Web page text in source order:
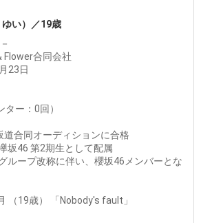
い）／19歳
Flower合同会社
23日
ター：0回）
合同オーディションに合格
坂46 第2期生として配属
ループ改称に伴い、櫻坂46メンバーとな
（19歳） 「Nobody's fault」